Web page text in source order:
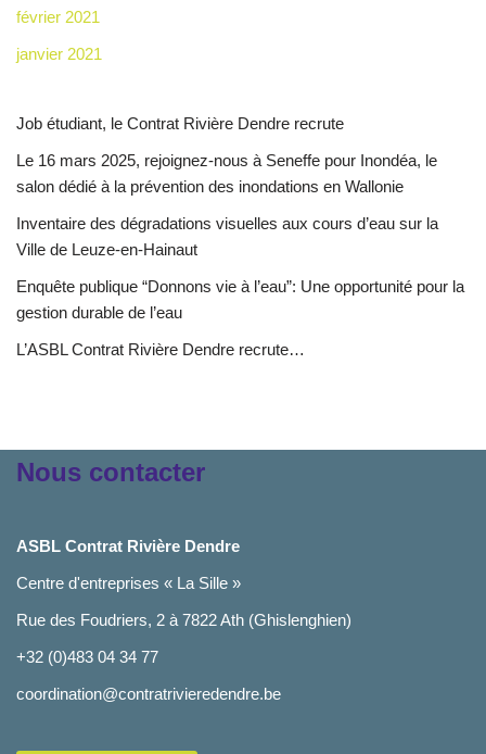
février 2021
janvier 2021
Job étudiant, le Contrat Rivière Dendre recrute
Le 16 mars 2025, rejoignez-nous à Seneffe pour Inondéa, le
salon dédié à la prévention des inondations en Wallonie
Inventaire des dégradations visuelles aux cours d’eau sur la
Ville de Leuze-en-Hainaut
Enquête publique “Donnons vie à l’eau”: Une opportunité pour la
gestion durable de l’eau
L’ASBL Contrat Rivière Dendre recrute…
Nous contacter
ASBL Contrat Rivière Dendre
Centre d'entreprises « La Sille »
Rue des Foudriers, 2 à 7822 Ath (Ghislenghien)
+32 (0)483 04 34 77
coordination@contratrivieredendre.be